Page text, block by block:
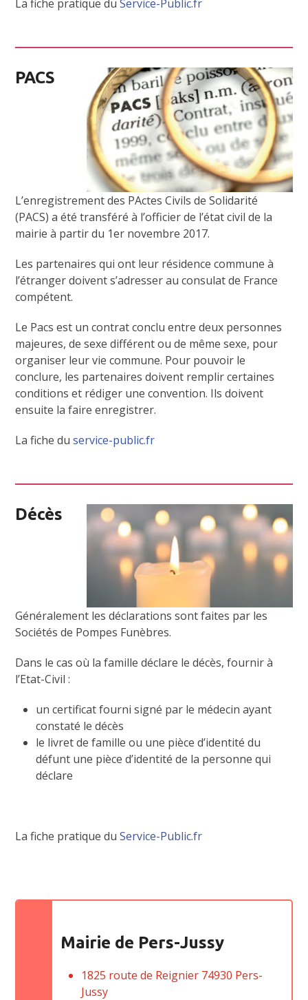
La fiche pratique duService-Public.fr
PACS
L’enregistrement des PActes Civils de Solidarité
(PACS) a été transféré à l’officier de l’état civil de la
mairie à partir du 1er novembre 2017.
Les partenaires qui ont leur résidence commune à
l’étranger doivent s’adresser au consulat de France
compétent.
Le Pacs est un contrat conclu entre deux personnes
majeures, de sexe différent ou de même sexe, pour
organiser leur vie commune. Pour pouvoir le
conclure, les partenaires doivent remplir certaines
conditions et rédiger une convention. Ils doivent
ensuite la faire enregistrer.
La fiche duservice-public.fr
Décès
Généralement les déclarations sont faites par les
Sociétés de Pompes Funèbres.
Dans le cas où la famille déclare le décès, fournir à
l’Etat-Civil :
un certificat fourni signé par le médecin ayant
constaté le décès
le livret de famille ou une pièce d’identité du
défunt une pièce d’identité de la personne qui
déclare
La fiche pratique duService-Public.fr
Mairie de Pers-Jussy
1825 route de Reignier 74930 Pers-
Jussy